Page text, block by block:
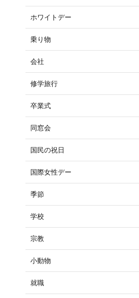
ホワイトデー
乗り物
会社
修学旅行
卒業式
同窓会
国民の祝日
国際女性デー
季節
学校
宗教
小動物
就職